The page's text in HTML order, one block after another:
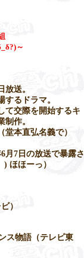
～
放送。
するドラマ。
て交際を開始するキ
制作。
本直弘名義で）
月7日の放送で暴露さ
ほほーっ）
）
ス物語（テレビ東